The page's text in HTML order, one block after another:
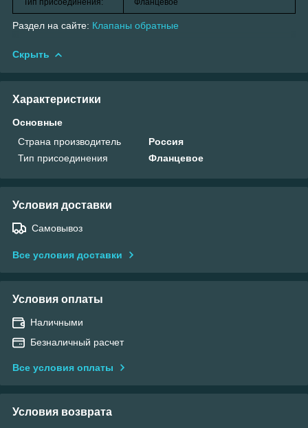
Раздел на сайте: Клапаны обратные
Скрыть
Характеристики
Основные
Страна производитель
Россия
Тип присоединения
Фланцевое
Условия доставки
Самовывоз
Все условия доставки
Условия оплаты
Наличными
Безналичный расчет
Все условия оплаты
Условия возврата